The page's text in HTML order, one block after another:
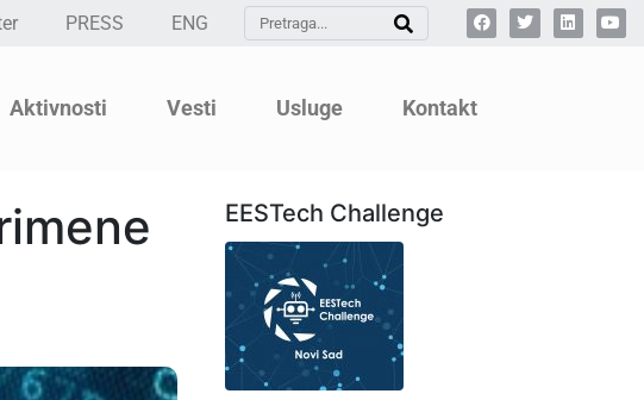
PRESS ENG
Aktivnosti Vesti Usluge Kontakt
EESTech Challenge